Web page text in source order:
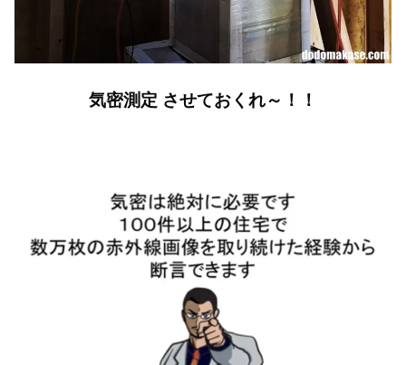
気密測定 させておくれ～！！